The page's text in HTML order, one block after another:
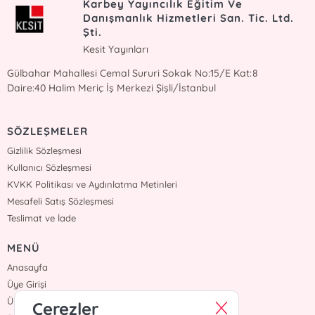
Karbey Yayıncılık Eğitim Ve
Danışmanlık Hizmetleri San. Tic. Ltd.
Şti.
Kesit Yayınları
Gülbahar Mahallesi Cemal Sururi Sokak No:15/E Kat:8
Daire:40 Halim Meriç İş Merkezi Şişli/İstanbul
SÖZLEŞMELER
Gizlilik Sözleşmesi
Kullanıcı Sözleşmesi
KVKK Politikası ve Aydınlatma Metinleri
Mesafeli Satış Sözleşmesi
Teslimat ve İade
MENÜ
Anasayfa
Üye Girişi
Üye Ol Çerezler